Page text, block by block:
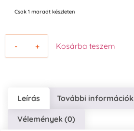
Csak 1 maradt készleten
- + Kosárba teszem
Leírás További információk
Vélemények (0)